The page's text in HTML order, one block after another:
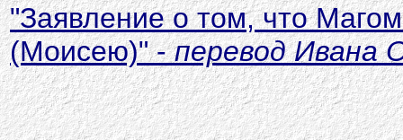
"Заявление о том, что
(Моисею)" -перевод Ивана